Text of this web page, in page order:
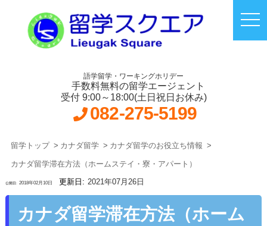
語学留学・ワーキングホリデー
手数料無料の留学エージェント
受付 9:00～18:00(土日祝日お休み)
082-275-5199
留学トップ カナダ留学 カナダ留学のお役立ち情報
カナダ留学滞在方法（ホームステイ・寮・アパート）
2018年02月10日 2021年07月26日
カナダ留学滞在方法（ホーム